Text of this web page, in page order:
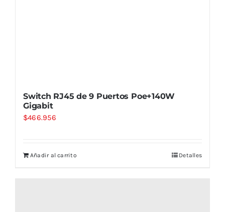
Switch RJ45 de 9 Puertos Poe+140W
Gigabit
$466.956
Añadir al carrito Detalles